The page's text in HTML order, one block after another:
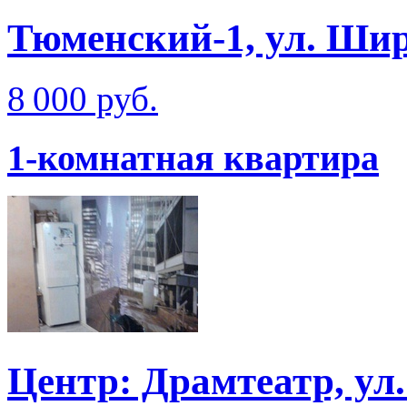
Тюменский-1, ул.
8 000 руб.
1-комнатная квартира
Центр: Драмтеатр,